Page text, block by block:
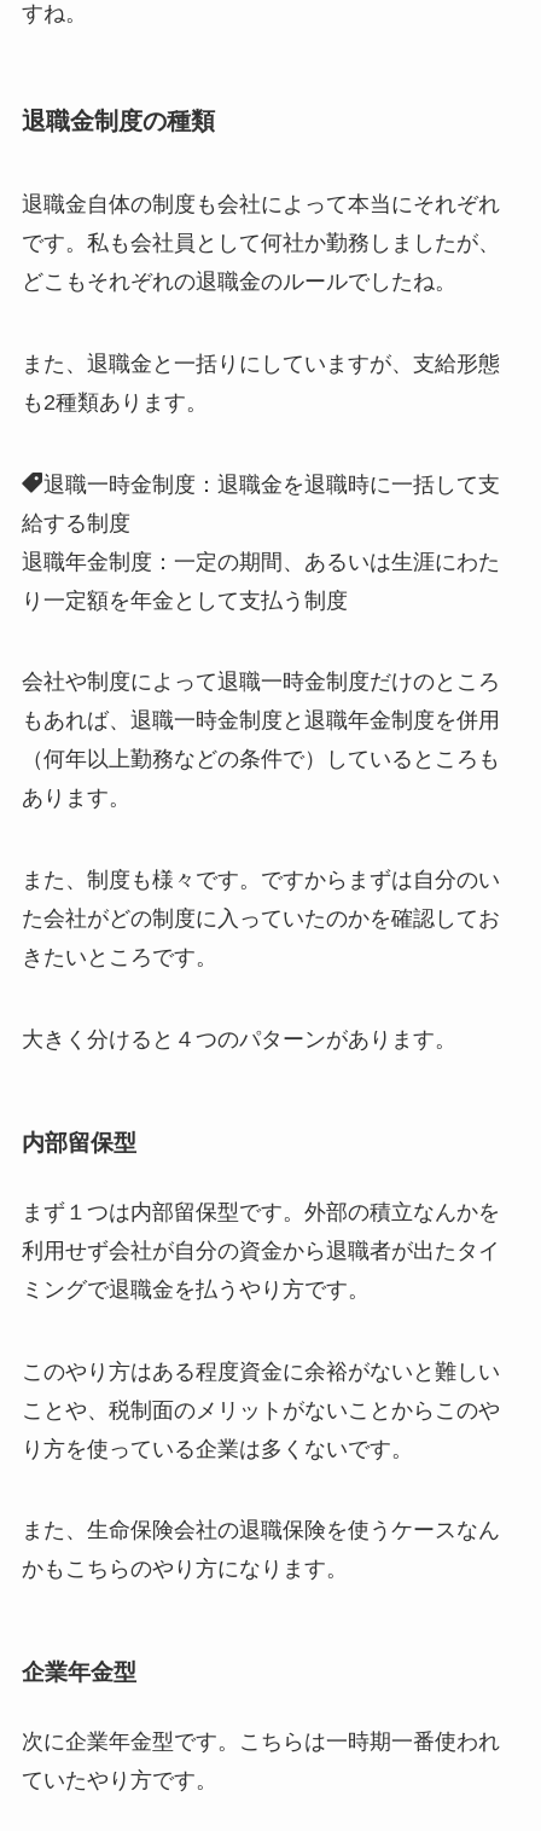
すね。
退職金制度の種類
退職金自体の制度も会社によって本当にそれぞれ
です。私も会社員として何社か勤務しましたが、
どこもそれぞれの退職金のルールでしたね。
また、退職金と一括りにしていますが、支給形態
も2種類あります。
退職一時金制度：退職金を退職時に一括して支
給する制度
退職年金制度：一定の期間、あるいは生涯にわた
り一定額を年金として支払う制度
会社や制度によって退職一時金制度だけのところ
もあれば、退職一時金制度と退職年金制度を併用
（何年以上勤務などの条件で）しているところも
あります。
また、制度も様々です。ですからまずは自分のい
た会社がどの制度に入っていたのかを確認してお
きたいところです。
大きく分けると４つのパターンがあります。
内部留保型
まず１つは内部留保型です。外部の積立なんかを
利用せず会社が自分の資金から退職者が出たタイ
ミングで退職金を払うやり方です。
このやり方はある程度資金に余裕がないと難しい
ことや、税制面のメリットがないことからこのや
り方を使っている企業は多くないです。
また、生命保険会社の退職保険を使うケースなん
かもこちらのやり方になります。
企業年金型
次に企業年金型です。こちらは一時期一番使われ
ていたやり方です。